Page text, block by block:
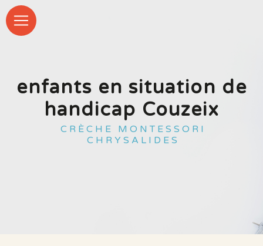
enfants en situation de
handicap Couzeix
CRÈCHE MONTESSORI
CHRYSALIDES
Panneau de gestion des cookies